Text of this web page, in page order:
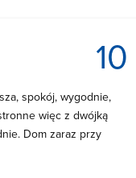
10
spokój, wygodnie,
więc z dwójką
Dom zaraz przy